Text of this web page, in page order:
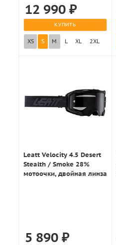
12 990₽
КУПИТЬ
XS S M L XL 2XL
Leatt Velocity 4.5 Desert
Stealth / Smoke 28%
мотоочки, двойная линза
5 890₽